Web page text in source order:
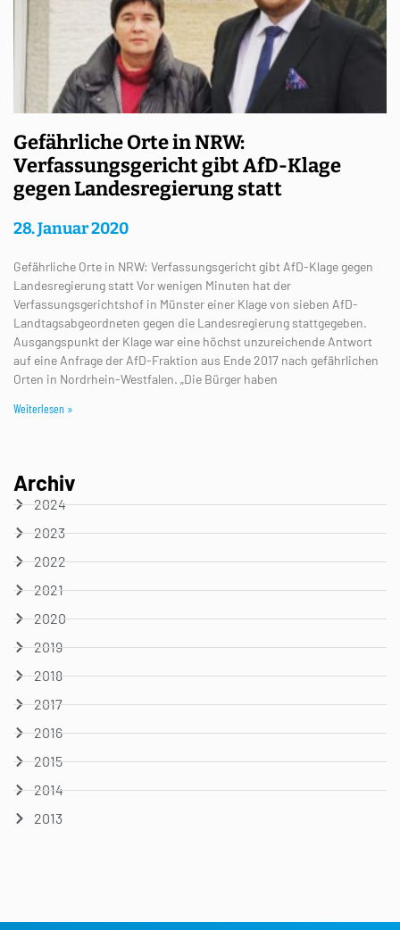
Gefährliche Orte in NRW:
Verfassungsgericht gibt AfD-Klage
gegen Landesregierung statt
28. Januar 2020
Gefährliche Orte in NRW: Verfassungsgericht gibt AfD-Klage gegen
Landesregierung statt Vor wenigen Minuten hat der
Verfassungsgerichtshof in Münster einer Klage von sieben AfD-
Landtagsabgeordneten gegen die Landesregierung stattgegeben.
Ausgangspunkt der Klage war eine höchst unzureichende Antwort
auf eine Anfrage der AfD-Fraktion aus Ende 2017 nach gefährlichen
Orten in Nordrhein-Westfalen. „Die Bürger haben
Weiterlesen »
Archiv
2024
2023
2022
2021
2020
2019
2018
2017
2016
2015
2014
2013